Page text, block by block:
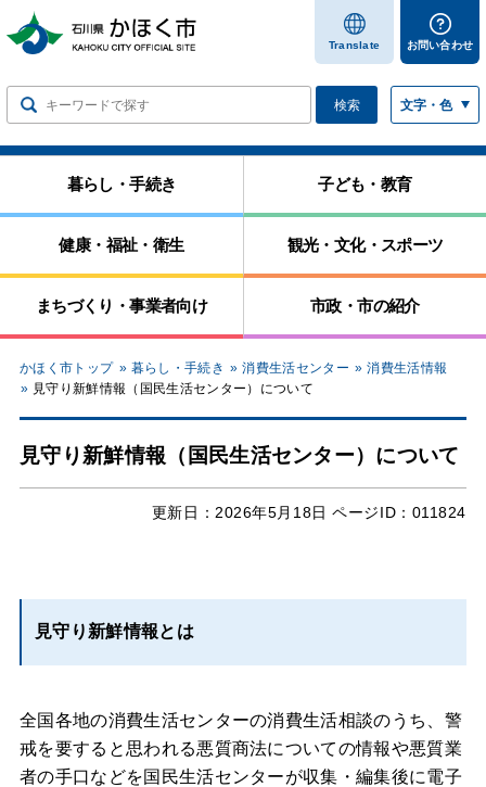
します
Translate お問い合わせ
検索 文字・色
暮らし・手続き 子ども・教育
健康・福祉・衛生 観光・文化・スポーツ
まちづくり・事業者向け 市政・市の紹介
かほく市トップ 暮らし・手続き 消費生活センター
消費生活情報
見守り新鮮情報（国民生活センター）について
見守り新鮮情報（国民生活センター）について
更新日： 2026年5月18日 ページID：011824
見守り新鮮情報とは
全国各地の消費生活センターの消費生活相談のうち、警
戒を要すると思われる悪質商法についての情報や悪質業
者の手口などを国民生活センターが収集・編集後に電子